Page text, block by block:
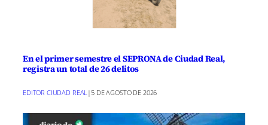
En el primer semestre el SEPRONA de Ciudad Real,
registra un total de 26 delitos
EDITOR CIUDAD REAL|5 DE AGOSTO DE 2026